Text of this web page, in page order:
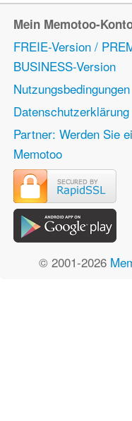
Mein Memotoo-
FREIE-Version /
BUSINESS-Version
Nutzungsbedingungen
Datenschutzerklärung
Partner: Werden Sie
Memotoo
© 2001-2026